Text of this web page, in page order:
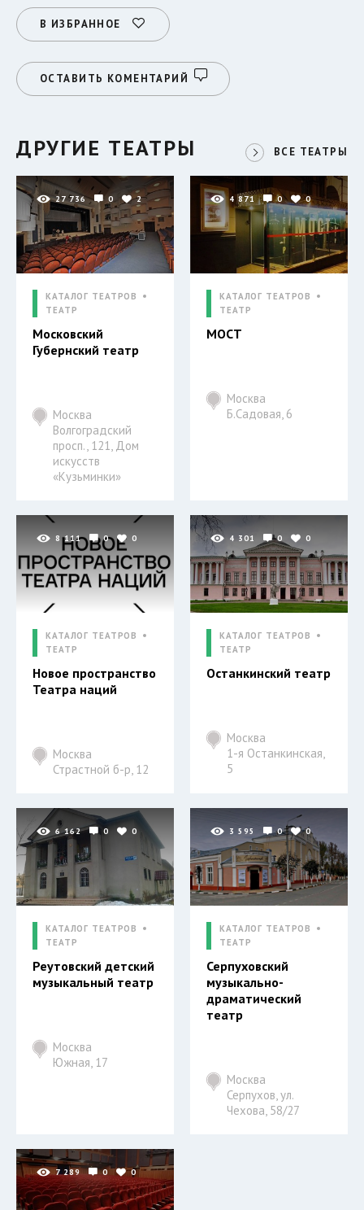
В ИЗБРАННОЕ
ОСТАВИТЬ КОМЕНТАРИЙ
ДРУГИЕ ТЕАТРЫ ВСЕ ТЕАТРЫ
27 736 0 2
КАТАЛОГ ТЕАТРОВ
ТЕАТР
Московский
Губернский театр
Москва
Волгоградский
просп., 121, Дом
искусств
«Кузьминки»
4 871 0 0
КАТАЛОГ ТЕАТРОВ
ТЕАТР
МОСТ
Москва
Б.Садовая, 6
8 111 0 0
КАТАЛОГ ТЕАТРОВ
ТЕАТР
Новое пространство
Театра наций
Москва
Страстной б-р, 12
4 301 0 0
КАТАЛОГ ТЕАТРОВ
ТЕАТР
Останкинский театр
Москва
1-я Останкинская,
5
6 162 0 0
КАТАЛОГ ТЕАТРОВ
ТЕАТР
Реутовский детский
музыкальный театр
Москва
Южная, 17
3 595 0 0
КАТАЛОГ ТЕАТРОВ
ТЕАТР
Серпуховский
музыкально-
драматический
театр
Москва
Серпухов, ул.
Чехова, 58/27
7 289 0 0